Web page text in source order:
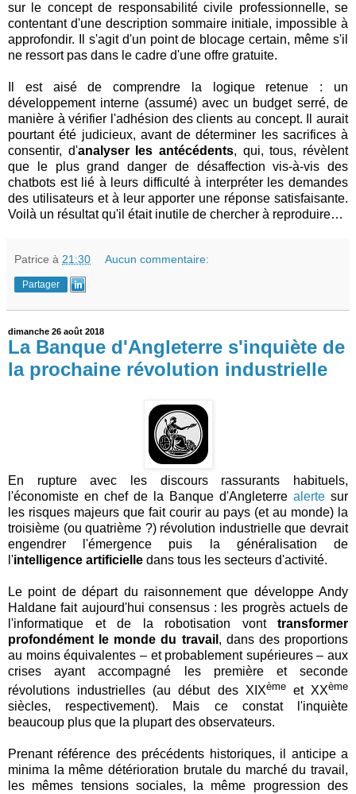
sur le concept de responsabilité civile professionnelle, se
contentant d'une description sommaire initiale, impossible à
approfondir. Il s'agit d'un point de blocage certain, même s'il
ne ressort pas dans le cadre d'une offre gratuite.
Il est aisé de comprendre la logique retenue : un
développement interne (assumé) avec un budget serré, de
manière à vérifier l'adhésion des clients au concept. Il aurait
pourtant été judicieux, avant de déterminer les sacrifices à
consentir, d'analyser les antécédents, qui, tous, révèlent
que le plus grand danger de désaffection vis-à-vis des
chatbots est lié à leurs difficulté à interpréter les demandes
des utilisateurs et à leur apporter une réponse satisfaisante.
Voilà un résultat qu'il était inutile de chercher à reproduire…
Patrice à 21:30 Aucun commentaire:
Partager
dimanche 26 août 2018
La Banque d'Angleterre s'inquiète de
la prochaine révolution industrielle
En rupture avec les discours rassurants habituels,
l'économiste en chef de la Banque d'Angleterre alerte sur
les risques majeurs que fait courir au pays (et au monde) la
troisième (ou quatrième ?) révolution industrielle que devrait
engendrer l'émergence puis la généralisation de
l'intelligence artificielle dans tous les secteurs d'activité.
Le point de départ du raisonnement que développe Andy
Haldane fait aujourd'hui consensus : les progrès actuels de
l'informatique et de la robotisation vont transformer
profondément le monde du travail , dans des proportions
au moins équivalentes – et probablement supérieures – aux
crises ayant accompagné les première et seconde
révolutions industrielles (au début des XIXèmeet XXème
siècles, respectivement). Mais ce constat l'inquiète
beaucoup plus que la plupart des observateurs.
Prenant référence des précédents historiques, il anticipe a
minima la même détérioration brutale du marché du travail,
les mêmes tensions sociales, la même progression des